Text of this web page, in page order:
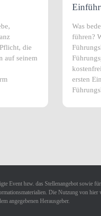
die
auf seinem
Was
führen?
ersten
Event bzw. das Stellenangebot
Die Nutzung von
angegebenen Herausgeber.